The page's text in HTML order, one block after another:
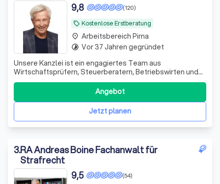
local_offer Kostenlose Erstberatung
(120)
9,8
Unsere Kanzlei ist ein engagiertes Team aus
Wirtschaftsprüfern, Steuerberatern, Betriebswirten und
Fachanwälten. Seit 1995 unterstützen wir unsere
Mandanten erfolgreich in schwierigen Finanzsituationen.
Wir sehen uns nicht nur als Ansprechpartner, sondern auch
als Ratgeber und Umsetzer von Lösungen.
Jetzt planen
Angebot
place Arbeitsbereich Pirna
timelapse Vor 37 Jahren gegründet
3.RA Andreas Boine Fachanwalt für
Strafrecht
(54)
9,5